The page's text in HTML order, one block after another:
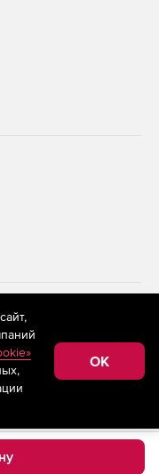
применяются
технологии
сбора,
к
Федерации)
OK